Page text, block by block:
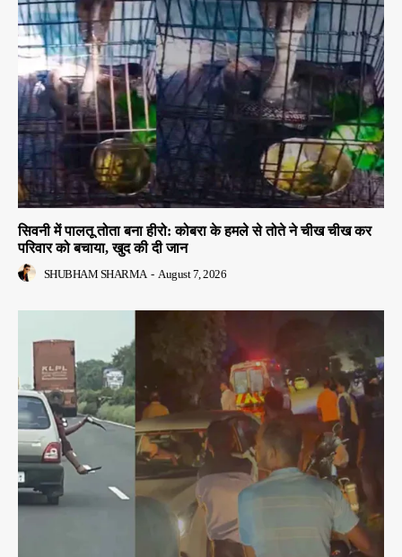
सिवनी में पालतू तोता बना हीरो: कोबरा के हमले से तोते ने चीख चीख कर
परिवार को बचाया, खुद की दी जान
SHUBHAM SHARMA - August 7, 2026